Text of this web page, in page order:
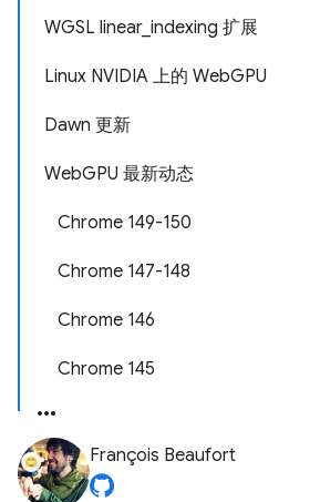
WGSL linear_indexing 扩展
Linux NVIDIA 上的 WebGPU
Dawn 更新
WebGPU 最新动态
Chrome 149-150
Chrome 147-148
Chrome 146
Chrome 145
François Beaufort